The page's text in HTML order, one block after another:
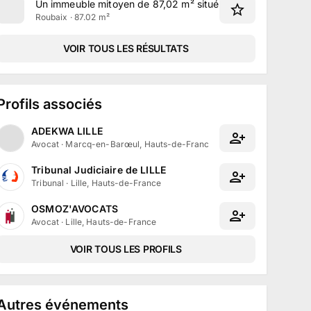
Un immeuble mitoyen de 87,02 m² situé bd de Colmar à
Roubaix · 87.02 m²
VOIR TOUS LES RÉSULTATS
associés
ADEKWA LILLE
Avocat · Marcq-en-Barœul, Hauts-de-France
Tribunal Judiciaire de LILLE
Tribunal · Lille, Hauts-de-France
OSMOZ'AVOCATS
Avocat · Lille, Hauts-de-France
VOIR TOUS LES PROFILS
événements